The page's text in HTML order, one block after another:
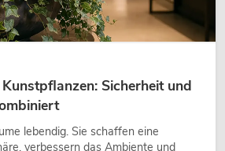
Sicherheit und
lebendig. Sie schaffen eine
verbessern das Ambiente und